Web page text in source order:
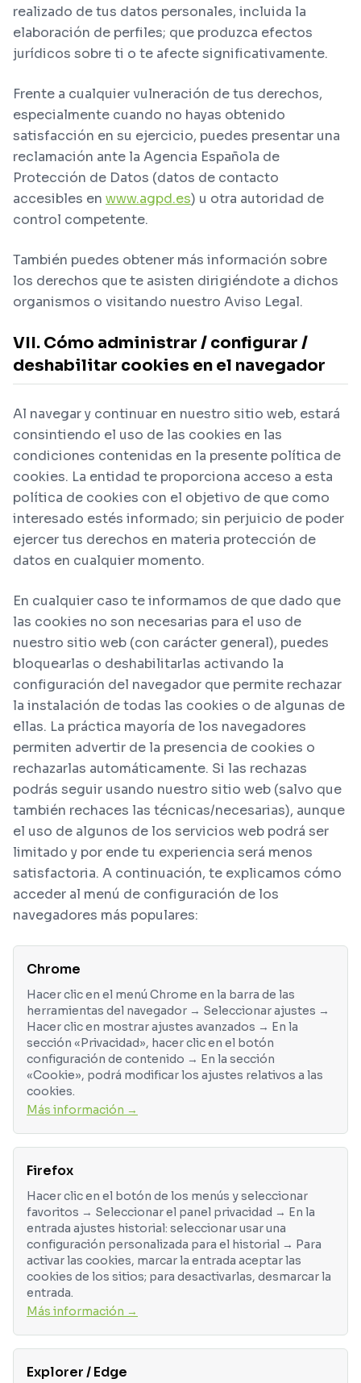
realizado de tus datos personales, incluida la
elaboración de perfiles; que produzca efectos
jurídicos sobre ti o te afecte significativamente.
Frente a cualquier vulneración de tus derechos,
especialmente cuando no hayas obtenido
satisfacción en su ejercicio, puedes presentar una
reclamación ante la Agencia Española de
Protección de Datos (datos de contacto
accesibles en www.agpd.es) u otra autoridad de
control competente.
También puedes obtener más información sobre
los derechos que te asisten dirigiéndote a dichos
organismos o visitando nuestro Aviso Legal.
VII. Cómo administrar / configurar /
deshabilitar cookies en el navegador
Al navegar y continuar en nuestro sitio web, estará
consintiendo el uso de las cookies en las
condiciones contenidas en la presente política de
cookies. La entidad te proporciona acceso a esta
política de cookies con el objetivo de que como
interesado estés informado; sin perjuicio de poder
ejercer tus derechos en materia protección de
datos en cualquier momento.
En cualquier caso te informamos de que dado que
las cookies no son necesarias para el uso de
nuestro sitio web (con carácter general), puedes
bloquearlas o deshabilitarlas activando la
configuración del navegador que permite rechazar
la instalación de todas las cookies o de algunas de
ellas. La práctica mayoría de los navegadores
permiten advertir de la presencia de cookies o
rechazarlas automáticamente. Si las rechazas
podrás seguir usando nuestro sitio web (salvo que
también rechaces las técnicas/necesarias), aunque
el uso de algunos de los servicios web podrá ser
limitado y por ende tu experiencia será menos
satisfactoria. A continuación, te explicamos cómo
acceder al menú de configuración de los
navegadores más populares:
Chrome
Hacer clic en el menú Chrome en la barra de las
herramientas del navegador → Seleccionar ajustes →
Hacer clic en mostrar ajustes avanzados → En la
sección «Privacidad», hacer clic en el botón
configuración de contenido → En la sección
«Cookie», podrá modificar los ajustes relativos a las
cookies.
Más información →
Firefox
Hacer clic en el botón de los menús y seleccionar
favoritos → Seleccionar el panel privacidad → En la
entrada ajustes historial: seleccionar usar una
configuración personalizada para el historial → Para
activar las cookies, marcar la entrada aceptar las
cookies de los sitios; para desactivarlas, desmarcar la
entrada.
Más información →
Explorer / Edge